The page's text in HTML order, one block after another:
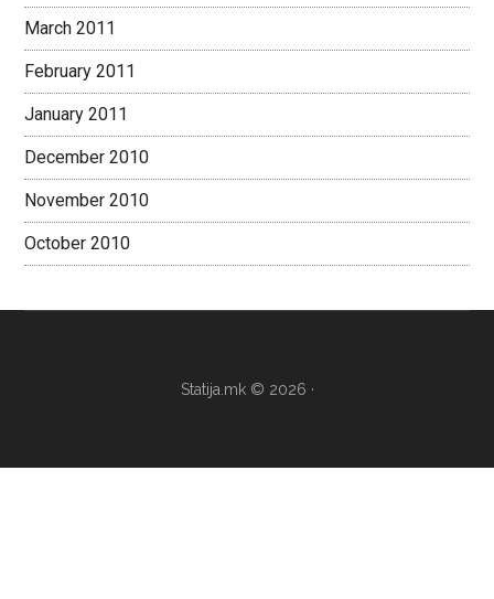
March 2011
February 2011
January 2011
December 2010
November 2010
October 2010
Statija.mk © 2026 ·